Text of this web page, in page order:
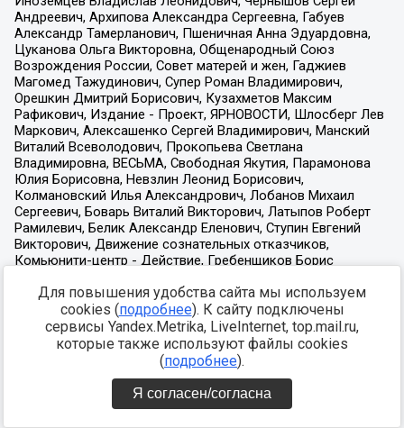
Для повышения удобства сайта мы используем
cookies (подробнее). К сайту подключены
сервисы Yandex.Metrika, LiveInternet, top.mail.ru,
которые также используют файлы cookies
(подробнее).
Я согласен/согласна